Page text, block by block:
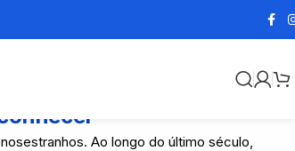
Ao longo do último século,